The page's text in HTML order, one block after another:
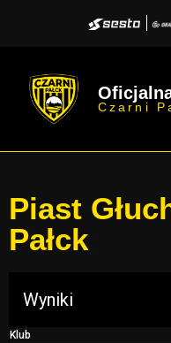
Czarni
Piast
Pałck
Wyniki
Klub